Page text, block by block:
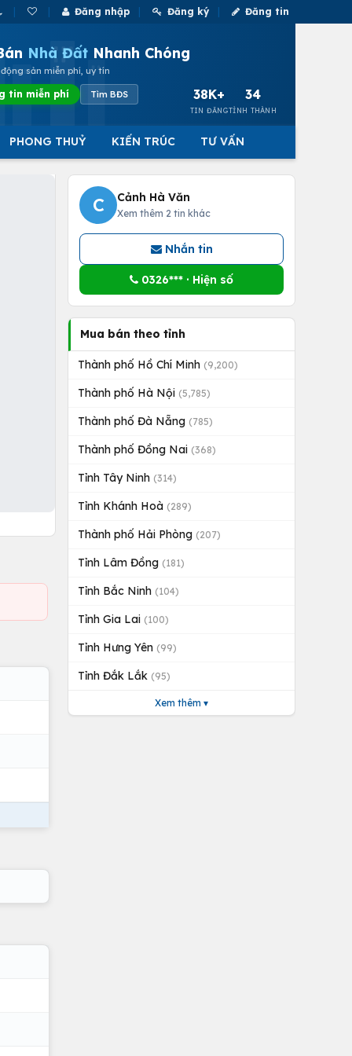
Đăng nhập Đăng ký Đăng tin
Nhà Đất Nhanh Chóng
sản miễn phí, uy tín
tin miễn phí Tìm BĐS 38K+
TIN ĐĂNG
34
TỈNH THÀNH
PHONG THUỶ KIẾN TRÚC TƯ VẤN
C Cảnh Hà Văn
Xem thêm 2 tin khác
Nhắn tin
0326*** · Hiện số
Mua bán theo tỉnh
Thành phố Hồ Chí Minh (9,200)
Thành phố Hà Nội (5,785)
Thành phố Đà Nẵng (785)
Thành phố Đồng Nai (368)
Tỉnh Tây Ninh (314)
Tỉnh Khánh Hoà (289)
Thành phố Hải Phòng (207)
Tỉnh Lâm Đồng (181)
Tỉnh Bắc Ninh (104)
Tỉnh Gia Lai (100)
Tỉnh Hưng Yên (99)
Tỉnh Đắk Lắk (95)
Xem thêm ▾